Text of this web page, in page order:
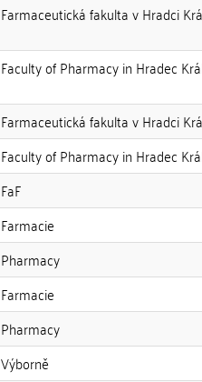
Farmaceutická fakulta v Hradci
Faculty of Pharmacy in Hradec
Farmaceutická fakulta v Hradci
Faculty of Pharmacy in Hradec
FaF
Farmacie
Pharmacy
Farmacie
Pharmacy
Výborně